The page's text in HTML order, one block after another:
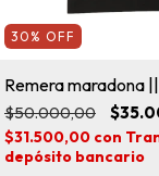
30 % OFF
Remera maradona ||
$50.000,00
$31.500,00 con
depósito bancario